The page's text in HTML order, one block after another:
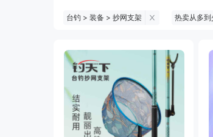
钓鱼伞 台钓服饰
黑坑浮漂 黑坑配件
黑坑饵料 马口竿
路亚装备 海钓竿
台钓 > 装备 > 抄网支架 热卖从多到